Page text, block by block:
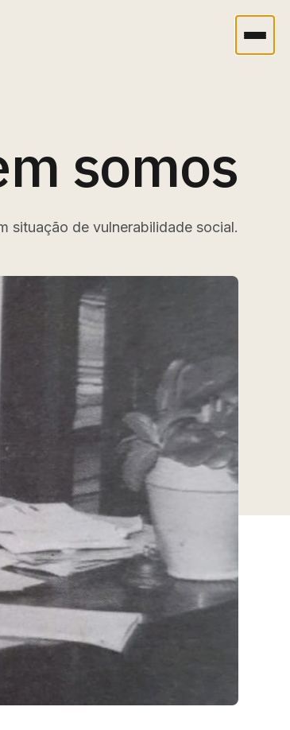
somos
situação de vulnerabilidade social.